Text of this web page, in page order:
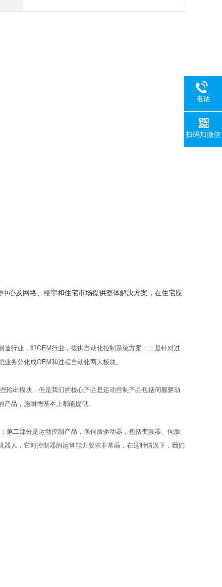
心及网络、 楼宇和住宅市场提供整体解决方案，在住宅应
行业，即OEM行业，提供自动化控制系统方案；二是针对过
务分化成OEM和过程自动化两大板块。
输出模块。但是我们的核心产品是运动控制产品包括伺服驱动
品，施耐德基本上都能提供。
第二部分是运动控制产品，像伺服驱动器，包括变频器、伺服
人，它对控制器的运算能力要求非常高，在这种情况下，我们
电话
扫码加微信